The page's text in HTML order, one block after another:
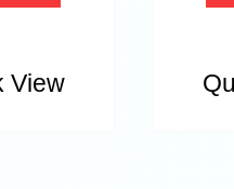
View